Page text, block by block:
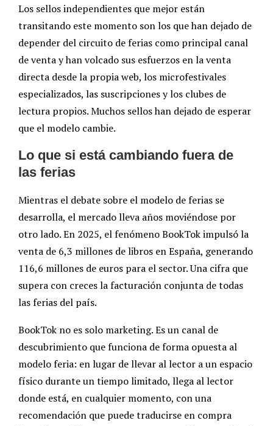
Los sellos independientes que mejor están
transitando este momento son los que han dejado de
depender del circuito de ferias como principal canal
de venta y han volcado sus esfuerzos en la venta
directa desde la propia web, los microfestivales
especializados, las suscripciones y los clubes de
lectura propios. Muchos sellos han dejado de esperar
que el modelo cambie.
Lo que si está cambiando fuera de
las ferias
Mientras el debate sobre el modelo de ferias se
desarrolla, el mercado lleva años moviéndose por
otro lado. En 2025, el fenómeno BookTok impulsó la
venta de 6,3 millones de libros en España, generando
116,6 millones de euros para el sector. Una cifra que
supera con creces la facturación conjunta de todas
las ferias del país.
BookTok no es solo marketing. Es un canal de
descubrimiento que funciona de forma opuesta al
modelo feria: en lugar de llevar al lector a un espacio
físico durante un tiempo limitado, llega al lector
donde está, en cualquier momento, con una
recomendación que puede traducirse en compra